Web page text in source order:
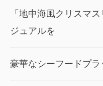
「地中海風クリスマ
ジュアルを
豪華なシーフードプ